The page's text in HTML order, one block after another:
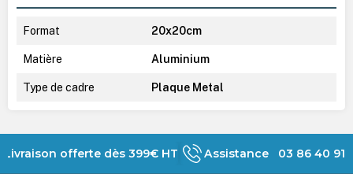
Format 20x20cm
Matière Aluminium
Type de cadre Plaque Metal
Livraison offerte dès 399€ HT Assistance 03 86 40 91